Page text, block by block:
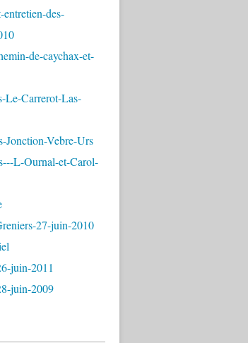
des-
de-caychax-et-
Le-Carrerot-Las-
Jonction-Vebre-Urs
L-Ournal-et-Carol-
27-juin-2010
juin-2011
juin-2009